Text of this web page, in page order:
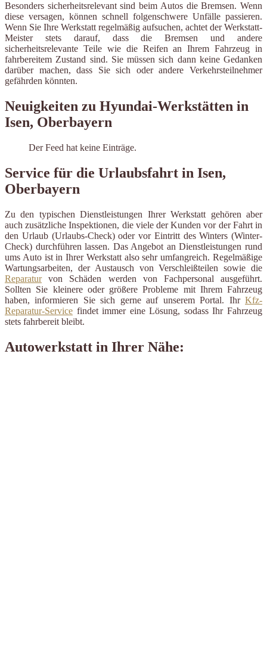
Besonders sicherheitsrelevant sind beim Autos die Bremsen. Wenn
diese versagen, können schnell folgenschwere Unfälle passieren.
Wenn Sie Ihre Werkstatt regelmäßig aufsuchen, achtet der Werkstatt-
Meister stets darauf, dass die Bremsen und andere
sicherheitsrelevante Teile wie die Reifen an Ihrem Fahrzeug in
fahrbereitem Zustand sind. Sie müssen sich dann keine Gedanken
darüber machen, dass Sie sich oder andere Verkehrsteilnehmer
gefährden könnten.
Neuigkeiten zu Hyundai-Werkstätten in
Isen, Oberbayern
Der Feed hat keine Einträge.
Service für die Urlaubsfahrt in Isen,
Oberbayern
Zu den typischen Dienstleistungen Ihrer Werkstatt gehören aber
auch zusätzliche Inspektionen, die viele der Kunden vor der Fahrt in
den Urlaub (Urlaubs-Check) oder vor Eintritt des Winters (Winter-
Check) durchführen lassen. Das Angebot an Dienstleistungen rund
ums Auto ist in Ihrer Werkstatt also sehr umfangreich. Regelmäßige
Wartungsarbeiten, der Austausch von Verschleißteilen sowie die
Reparaturvon Schäden werden von Fachpersonal ausgeführt.
Sollten Sie kleinere oder größere Probleme mit Ihrem Fahrzeug
haben, informieren Sie sich gerne auf unserem Portal. Ihr Kfz-
Reparatur-Service findet immer eine Lösung, sodass Ihr Fahrzeug
stets fahrbereit bleibt.
Autowerkstatt in Ihrer Nähe: